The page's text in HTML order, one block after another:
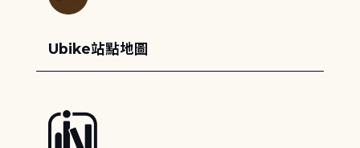
Ubike站點地圖